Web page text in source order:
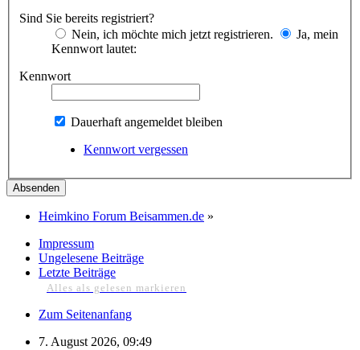
Sind Sie bereits registriert?
Nein, ich möchte mich jetzt registrieren.
Ja, mein
Kennwort lautet:
Kennwort
Dauerhaft angemeldet bleiben
Kennwort vergessen
Heimkino Forum Beisammen.de »
Impressum
Ungelesene Beiträge
Letzte Beiträge
Alles als gelesen markieren
Zum Seitenanfang
7. August 2026, 09:49